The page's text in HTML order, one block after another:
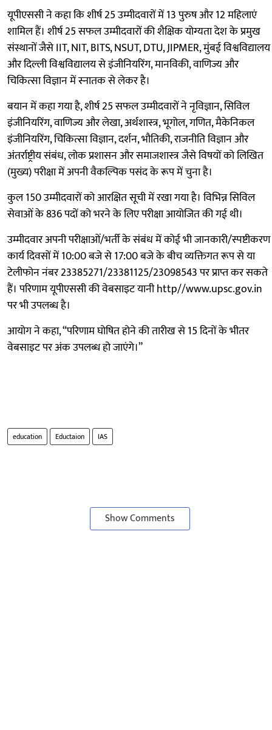
यूपीएससी ने कहा कि शीर्ष 25 उम्मीदवारों में 13 पुरुष और 12 महिलाएं
शामिल हैं। शीर्ष 25 सफल उम्मीदवारों की शैक्षिक योग्यता देश के प्रमुख
संस्थानों जैसे IIT, NIT, BITS, NSUT, DTU, JIPMER, मुंबई विश्वविद्यालय
और दिल्ली विश्वविद्यालय से इंजीनियरिंग, मानविकी, वाणिज्य और
चिकित्सा विज्ञान में स्नातक से लेकर है।
बयान में कहा गया है, शीर्ष 25 सफल उम्मीदवारों ने नृविज्ञान, सिविल
इंजीनियरिंग, वाणिज्य और लेखा, अर्थशास्त्र, भूगोल, गणित, मैकेनिकल
इंजीनियरिंग, चिकित्सा विज्ञान, दर्शन, भौतिकी, राजनीति विज्ञान और
अंतर्राष्ट्रीय संबंध, लोक प्रशासन और समाजशास्त्र जैसे विषयों को लिखित
(मुख्य) परीक्षा में अपनी वैकल्पिक पसंद के रूप में चुना है।
कुल 150 उम्मीदवारों को आरक्षित सूची में रखा गया है। विभिन्न सिविल
सेवाओं के 836 पदों को भरने के लिए परीक्षा आयोजित की गई थी।
उम्मीदवार अपनी परीक्षाओं/भर्ती के संबंध में कोई भी जानकारी/स्पष्टीकरण
कार्य दिवसों में 10:00 बजे से 17:00 बजे के बीच व्यक्तिगत रूप से या
टेलीफोन नंबर 23385271/23381125/23098543 पर प्राप्त कर सकते
हैं। परिणाम यूपीएससी की वेबसाइट यानी http//www.upsc.gov.in
पर भी उपलब्ध है।
आयोग ने कहा, “परिणाम घोषित होने की तारीख से 15 दिनों के भीतर
वेबसाइट पर अंक उपलब्ध हो जाएंगे।”
education Eductaion IAS
Show Comments